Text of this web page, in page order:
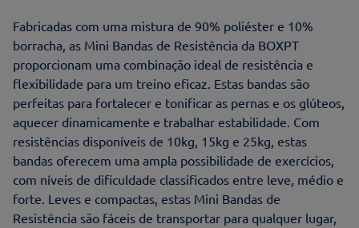
Fabricadas com uma mistura de 90% poliéster e 10%
borracha, as Mini Bandas de Resistência da BOXPT
proporcionam uma combinação ideal de resistência e
flexibilidade para um treino eficaz. Estas bandas são
perfeitas para fortalecer e tonificar as pernas e os glúteos,
aquecer dinamicamente e trabalhar estabilidade. Com
resistências disponíveis de 10kg, 15kg e 25kg, estas
bandas oferecem uma ampla possibilidade de exercícios,
com níveis de dificuldade classificados entre leve, médio e
forte. Leves e compactas, estas Mini Bandas de
Resistência são fáceis de transportar para qualquer lugar,